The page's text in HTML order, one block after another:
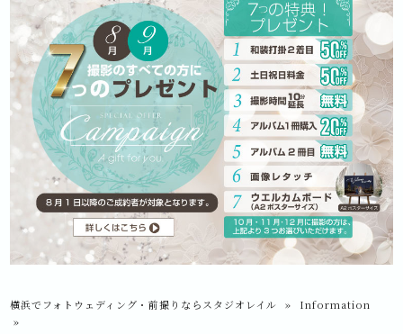
横浜でフォトウェディング・前撮りならスタジオレイル »
Information
»